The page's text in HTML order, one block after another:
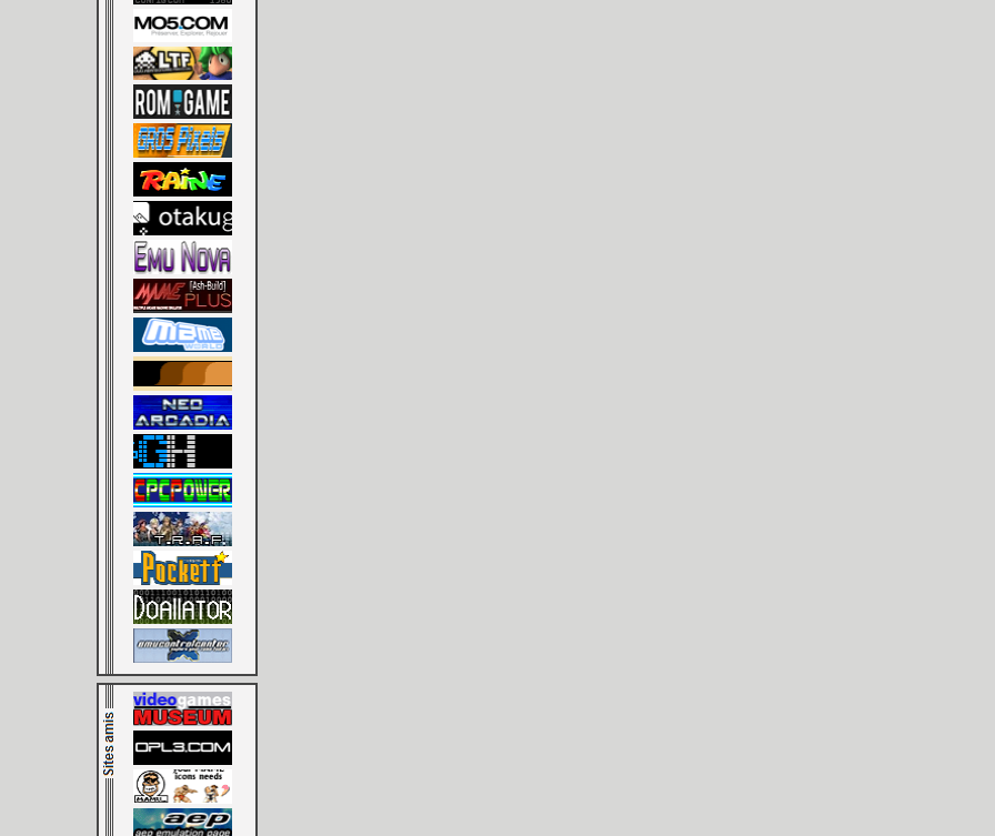
[LS] [PS5] Le WebKit
[GK] Oubliez Crazy Taxi,
[LS] [Switch] NSZ 5.0.0
[GK] Bethesda fête les 30